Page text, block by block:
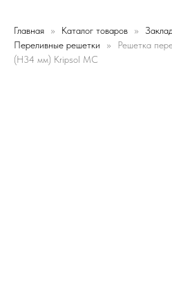
Главная Каталог товаров
Переливные решетки
Решетка
(Н34 мм) Kripsol МС